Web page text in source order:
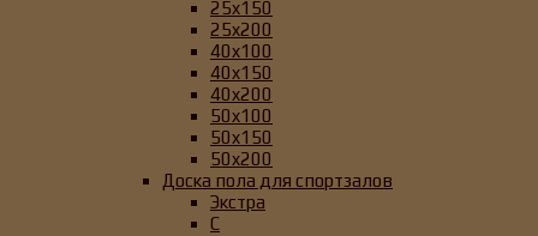
25x150
25x200
40x100
40x150
40x200
50x100
50x150
50x200
Доска пола для спортзалов
Экстра
C